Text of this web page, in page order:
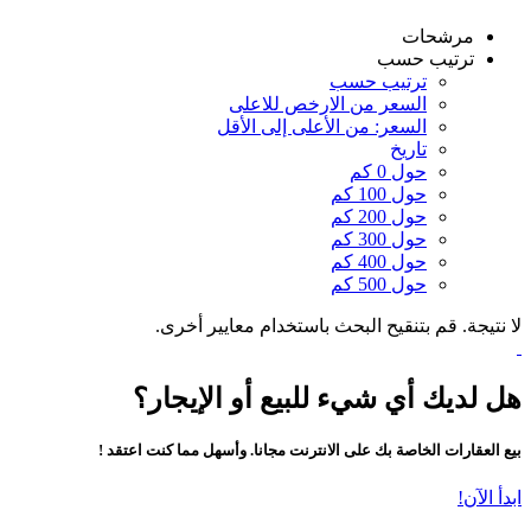
مرشحات
ترتيب حسب
ترتيب حسب
السعر من الارخص للاعلى
السعر: من الأعلى إلى الأقل
تاريخ
حول 0 كم
حول 100 كم
حول 200 كم
حول 300 كم
حول 400 كم
حول 500 كم
لا نتيجة. قم بتنقيح البحث باستخدام معايير أخرى.
هل لديك أي شيء للبيع أو الإيجار؟
بيع العقارات الخاصة بك على الانترنت مجانا. وأسهل مما كنت اعتقد !
ابدأ الآن!